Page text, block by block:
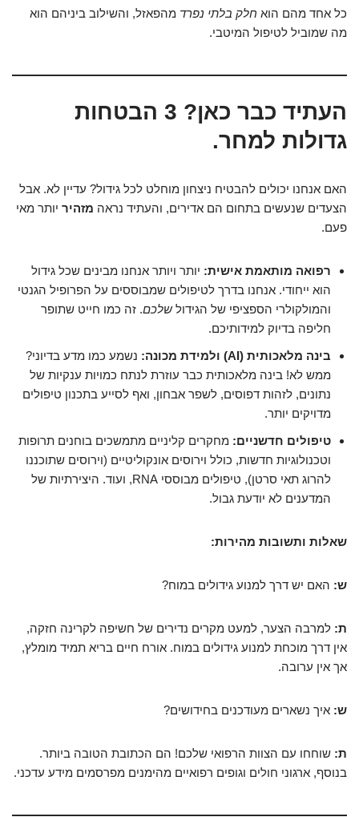
כל אחד מהם הוא חלק בלתי נפרד מהפאזל, והשילוב ביניהם הוא
מה שמוביל לטיפול המיטבי.
העתיד כבר כאן? 3 הבטחות
גדולות למחר.
האם אנחנו יכולים להבטיח ניצחון מוחלט לכל גידול? עדיין לא. אבל
הצעדים שנעשים בתחום הם אדירים, והעתיד נראה מזהיר יותר מאי
פעם.
רפואה מותאמת אישית: יותר ויותר אנחנו מבינים שכל גידול
הוא ייחודי. אנחנו בדרך לטיפולים שמבוססים על הפרופיל הגנטי
והמולקולרי הספציפי של הגידולשלכם. זה כמו חייט שתופר
חליפה בדיוק למידותיכם.
בינה מלאכותית (AI) ולמידת מכונה:
נשמע כמו מדע בדיוני?
ממש לא! בינה מלאכותית כבר עוזרת לנתח כמויות ענקיות של
נתונים, לזהות דפוסים, לשפר אבחון, ואף לסייע בתכנון טיפולים
מדויקים יותר.
טיפולים חדשניים: מחקרים קליניים מתמשכים בוחנים תרופות
וטכנולוגיות חדשות, כולל וירוסים אונקוליטיים (וירוסים שתוכננו
להרוג תאי סרטן), טיפולים מבוססי RNA, ועוד. היצירתיות של
המדענים לא יודעת גבול.
שאלות ותשובות מהירות:
ש: האם יש דרך למנוע גידולים במוח?
ת: למרבה הצער, למעט מקרים נדירים של חשיפה לקרינה חזקה,
אין דרך מוכחת למנוע גידולים במוח. אורח חיים בריא תמיד מומלץ,
אך אין ערובה.
ש: איך נשארים מעודכנים בחידושים?
ת: שוחחו עם הצוות הרפואי שלכם! הם הכתובת הטובה ביותר.
בנוסף, ארגוני חולים וגופים רפואיים מהימנים מפרסמים מידע עדכני.